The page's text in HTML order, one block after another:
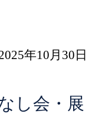
年10月30日
し会・展